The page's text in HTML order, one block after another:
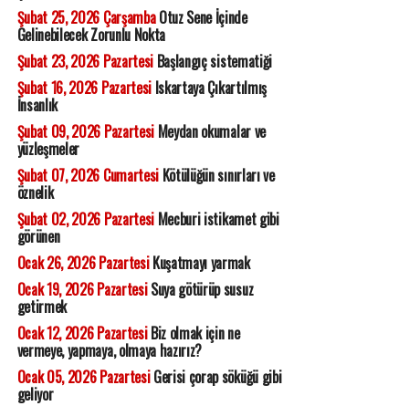
Şubat 25, 2026 ÇarşambaOtuz Sene İçinde
Gelinebilecek Zorunlu Nokta
Şubat 23, 2026 PazartesiBaşlangıç sistematiği
Şubat 16, 2026 PazartesiIskartaya Çıkartılmış
İnsanlık
Şubat 09, 2026 PazartesiMeydan okumalar ve
yüzleşmeler
Şubat 07, 2026 CumartesiKötülüğün sınırları ve
öznelik
Şubat 02, 2026 PazartesiMecburi istikamet gibi
görünen
Ocak 26, 2026 PazartesiKuşatmayı yarmak
Ocak 19, 2026 PazartesiSuya götürüp susuz
getirmek
Ocak 12, 2026 PazartesiBiz olmak için ne
vermeye, yapmaya, olmaya hazırız?
Ocak 05, 2026 PazartesiGerisi çorap söküğü gibi
geliyor